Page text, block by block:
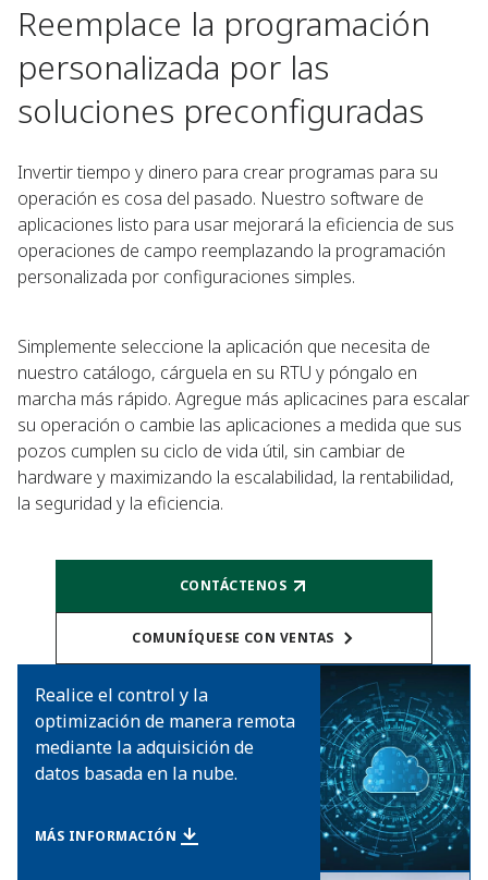
Reemplace la programación
personalizada por las
soluciones preconfiguradas
Invertir tiempo y dinero para crear programas para su
operación es cosa del pasado. Nuestro software de
aplicaciones listo para usar mejorará la eficiencia de sus
operaciones de campo reemplazando la programación
personalizada por configuraciones simples.
Simplemente seleccione la aplicación que necesita de
nuestro catálogo, cárguela en su RTU y póngalo en
marcha más rápido. Agregue más aplicacines para escalar
su operación o cambie las aplicaciones a medida que sus
pozos cumplen su ciclo de vida útil, sin cambiar de
hardware y maximizando la escalabilidad, la rentabilidad,
la seguridad y la eficiencia.
CONTÁCTENOS
COMUNÍQUESE CON VENTAS
Realice el control y la
optimización de manera remota
mediante la adquisición de
datos basada en la nube.
MÁS INFORMACIÓN